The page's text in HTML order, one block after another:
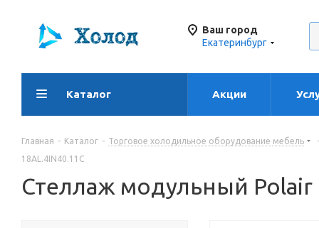
Ваш город
Екатеринбург
Каталог Акции
Главная - Каталог - Торговое холодильное оборудование мебель -
18AL.4IN40.11C
Стеллаж модульный Polair